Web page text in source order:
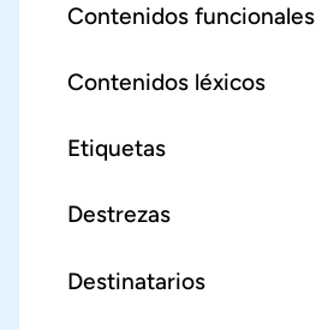
Contenidos funcionales
Contenidos léxicos
Etiquetas
Destrezas
Destinatarios